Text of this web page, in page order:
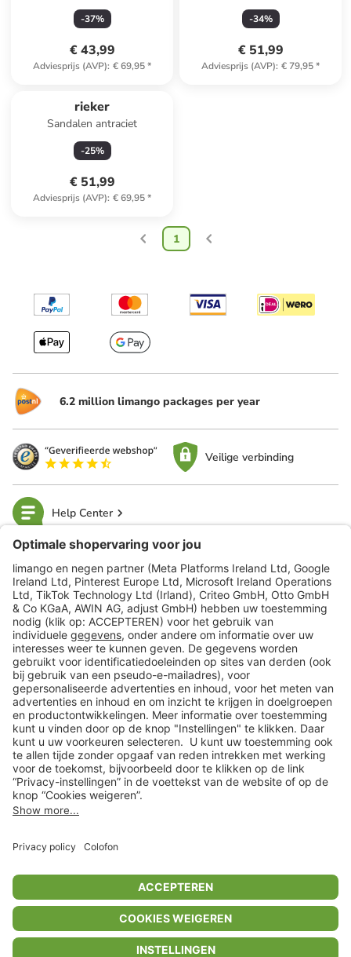
-37%
€ 43,99
Adviesprijs (AVP): € 69,95*
-34%
€ 51,99
Adviesprijs (AVP): € 79,95*
rieker
Sandalen antraciet
-25%
€ 51,99
Adviesprijs (AVP): € 69,95*
1
6.2 million limango packages per year
Veilige verbinding
Help Center
limango
Veilig winkelen
Klantenservice
Shop
Acties
limango.de limango.pl
** Alle prijsopgaven zijn inclusief belasting en exclusief verzendkosten
ᵃ Bij een minimale bestelwaarde van €15.